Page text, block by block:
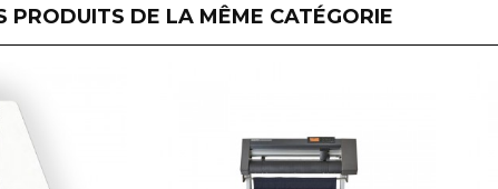
PRODUITS DE LA MÊME CATÉGORIE